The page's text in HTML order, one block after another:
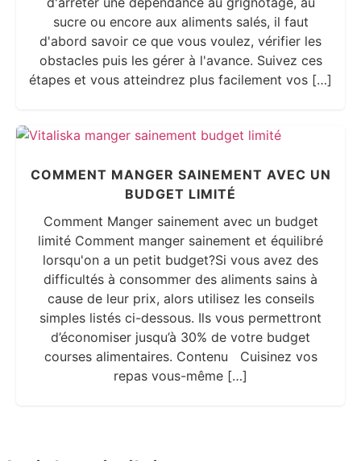
sucre ou encore aux aliments salés, il faut
d'abord savoir ce que vous voulez, vérifier les
obstacles puis les gérer à l'avance. Suivez ces
étapes et vous atteindrez plus facilement vos […]
COMMENT MANGER SAINEMENT AVEC UN
BUDGET LIMITÉ
Comment Manger sainement avec un budget
limité Comment manger sainement et équilibré
lorsqu'on a un petit budget?Si vous avez des
difficultés à consommer des aliments sains à
cause de leur prix, alors utilisez les conseils
simples listés ci-dessous. Ils vous permettront
d’économiser jusqu’à 30% de votre budget
courses alimentaires. Contenu Cuisinez vos
repas vous-même […]